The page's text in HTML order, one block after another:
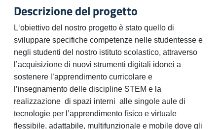
Descrizione del progetto
L‘obiettivo del nostro progetto è stato quello di
sviluppare specifiche competenze nelle studentesse e
negli studenti del nostro istituto scolastico, attraverso
l’acquisizione di nuovi strumenti digitali idonei a
sostenere l’apprendimento curricolare e
l’insegnamento delle discipline STEM e la
realizzazione di spazi interni alle singole aule di
tecnologie per l’apprendimento fisico e virtuale
flessibile, adattabile, multifunzionale e mobile dove gli